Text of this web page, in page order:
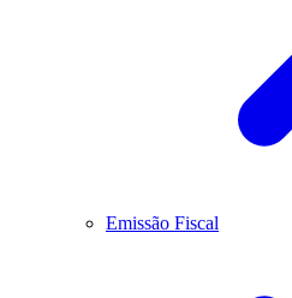
Emissão Fiscal